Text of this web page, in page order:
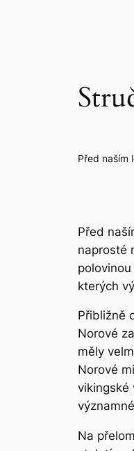
Před naším
Před
naprosté
kterých
Přibližně
Norové
měly
Norové
vikingské
Na